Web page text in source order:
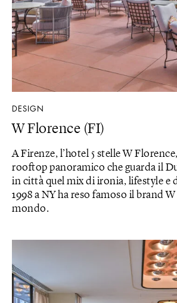
DESIGN
W Florence (FI)
A Firenze, l’hotel 5 stelle W
rooftop panoramico che guarda il
in città quel mix di ironia, lifestyle e
1998 a NY ha reso famoso il brand
mondo.